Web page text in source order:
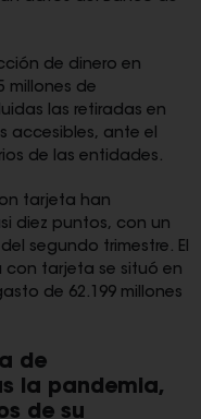
de dinero en
millones de
las retiradas en
accesibles, ante el
de las entidades.
tarjeta han
diez puntos, con un
segundo trimestre. El
con tarjeta se situó en
de 62.199 millones
de
la pandemia,
de su